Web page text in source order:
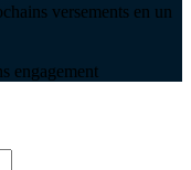
versements en un
engagement